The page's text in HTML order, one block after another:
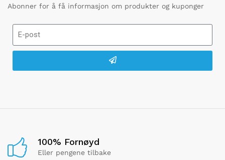
Abonner for å få informasjon om produkter og kuponger
100% Fornøyd
Eller pengene tilbake